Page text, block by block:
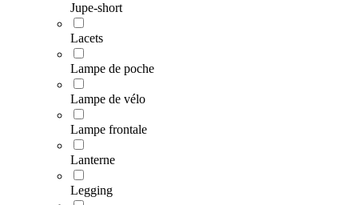
Jupe-short
Lacets
Lampe de poche
Lampe de vélo
Lampe frontale
Lanterne
Legging